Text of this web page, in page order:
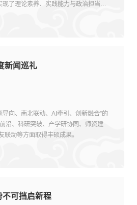
现了理论素养、实践能力与政治担当的
新闻巡礼
向、南北联动、AI牵引、创新融合”的
沿、科研突破、产学研协同、师资建
动等方面取得丰硕成果。
不可挡启新程